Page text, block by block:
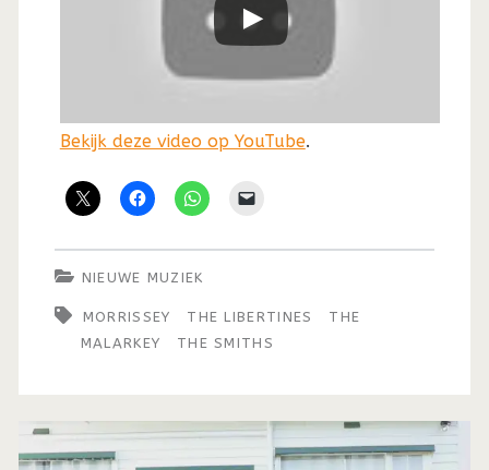
Bekijk deze video op YouTube.
NIEUWE MUZIEK
MORRISSEY THE LIBERTINES
THE
MALARKEY
THE SMITHS